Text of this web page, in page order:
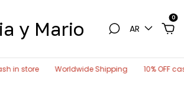
y Mario AR
0
Shipping 10% OFF cash in store